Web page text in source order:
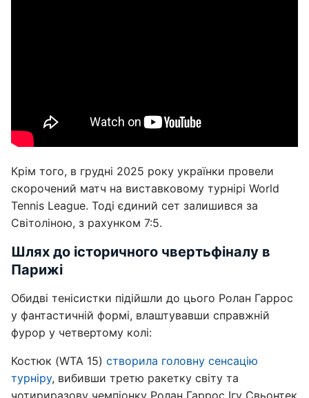
Крім того, в грудні 2025 року українки провели
скорочений матч на виставковому турнірі World
Tennis League. Тоді єдиний сет залишився за
Світоліною, з рахунком 7:5.
Шлях до історичного чвертьфіналу в
Парижі
Обидві тенісистки підійшли до цього Ролан Гаррос
у фантастичній формі, влаштувавши справжній
фурор у четвертому колі:
Костюк (WTA 15) створила головну сенсацію
турніру, вибивши третю ракетку світу та
чотириразову чемпіонку Ролан Гаррос Ігу Свьонтек